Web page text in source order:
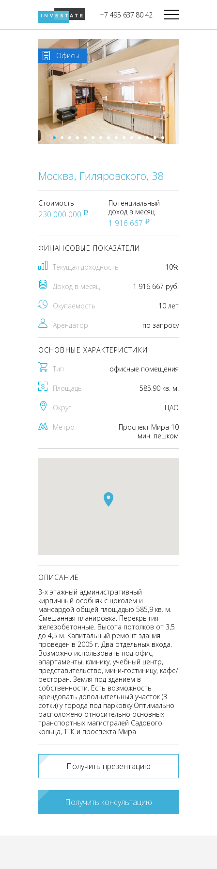
+7 495 637 80 42
Дикси
Верный
Мираторг
Магнолия
В башне
Башня Федерация-II
Запад
Башня Федерация-I
Город Столиц,
Северный блок
Город Столиц,
Южный блок
Офисы
Москва, Гиляровского, 38
Стоимость
230 000 000 pуб
Потенциальный
доход в месяц
1 916 667 pуб
ФИНАНСОВЫЕ ПОКАЗАТЕЛИ
Текущая доходность 10%
Доход в месяц 1 916 667 руб.
Окупаемость 10 лет
Арендатор по запросу
ОСНОВНЫЕ ХАРАКТЕРИСТИКИ
Тип офисные помещения
Площадь 585.90 кв. м.
Округ ЦАО
Метро
Проспект Мира 10
мин. пешком
ОПИСАНИЕ
3-х этажный административный
кирпичный особняк с цоколем и
мансардой общей площадью 585,9 кв. м.
Смешанная планировка. Перекрытия
железобетонные. Высота потолков от 3,5
до 4,5 м. Капитальный ремонт здания
проведен в 2005 г. Два отдельных входа.
Возможно использовать под офис,
апартаменты, клинику, учебный центр,
представительство, мини-гостиницу, кафе/
ресторан. Земля под зданием в
собственности. Есть возможность
арендовать дополнительный участок (3
сотки) у города под парковку.Оптимально
расположено относительно основных
транспортных магистралей Садового
кольца, ТТК и проспекта Мира.
Получить презентацию
Получить консультацию